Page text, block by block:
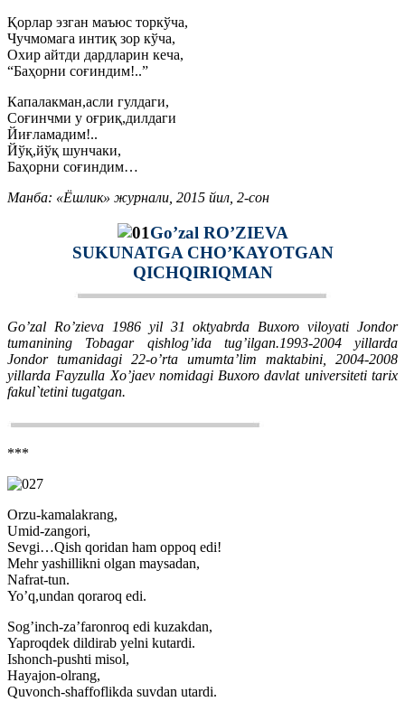
Қорлар эзган маъюс торкўча,
Чучмомага интиқ зор кўча,
Охир айтди дардларин кеча,
“Баҳорни соғиндим!..”
Капалакман,асли гулдаги,
Соғинчми у оғриқ,дилдаги
Йиғламадим!..
Йўқ,йўқ шунчаки,
Баҳорни соғиндим…
Манба: «Ёшлик» журнали, 2015 йил, 2-сон
Go’zal RO’ZIEVA
SUKUNATGA CHO’KAYOTGAN
QICHQIRIQMAN
Go’zal Ro’zieva 1986 yil 31 oktyabrda Buxoro viloyati Jondor
tumanining Tobagar qishlog’ida tug’ilgan.1993-2004 yillarda
Jondor tumanidagi 22-o’rta umumta’lim maktabini, 2004-2008
yillarda Fayzulla Xo’jaev nomidagi Buxoro davlat universiteti tarix
fakul`tetini tugatgan.
***
Orzu-kamalakrang,
Umid-zangori,
Sevgi…Qish qoridan ham oppoq edi!
Mehr yashillikni olgan maysadan,
Nafrat-tun.
Yo’q,undan qoraroq edi.
Sog’inch-za’faronroq edi kuzakdan,
Yaproqdek dildirab yelni kutardi.
Ishonch-pushti misol,
Hayajon-olrang,
Quvonch-shaffoflikda suvdan utardi.